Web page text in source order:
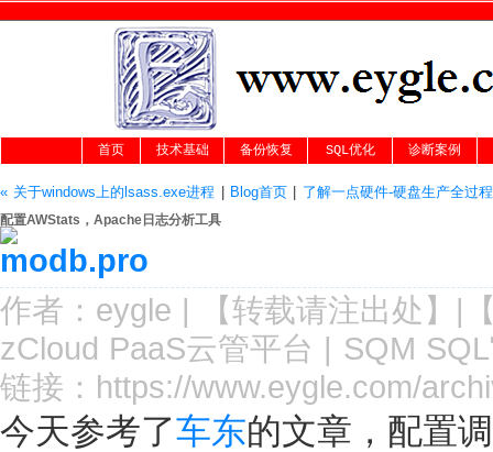
首页 技术基础 备份恢复 SQL优化 诊断案例
« 关于windows上的lsass.exe进程 Blog首页| 了解一点硬件-硬盘生产全过
配置AWStats，Apache日志分析工具
作者： eygle | 【转载请注出处 】|
zCloud PaaS云管平台 | SQM
链接： https://www.eygle.com/
今天参考了车东的文章，配置